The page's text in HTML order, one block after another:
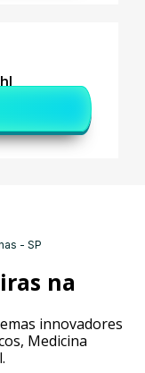
- SP
na
innovadores
Medicina